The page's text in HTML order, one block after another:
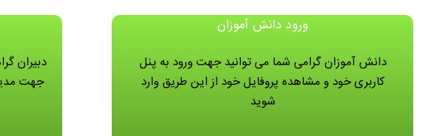
ورود دانش آموزان
دانش آموزان گرامی شما می توانید جهت ورود به پنل
کاربری خود و مشاهده پروفایل خود از این طریق وارد
شوید
دبیران
جهت